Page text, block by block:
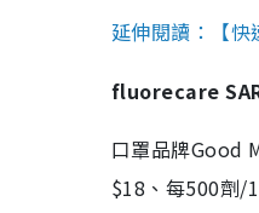
延伸閱讀：【
fluorecare
口罩品牌Good
$18、每500劑/